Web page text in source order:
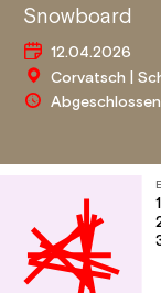
Snowboard
12.04.2026
Corvatsch |
Abgeschlossen